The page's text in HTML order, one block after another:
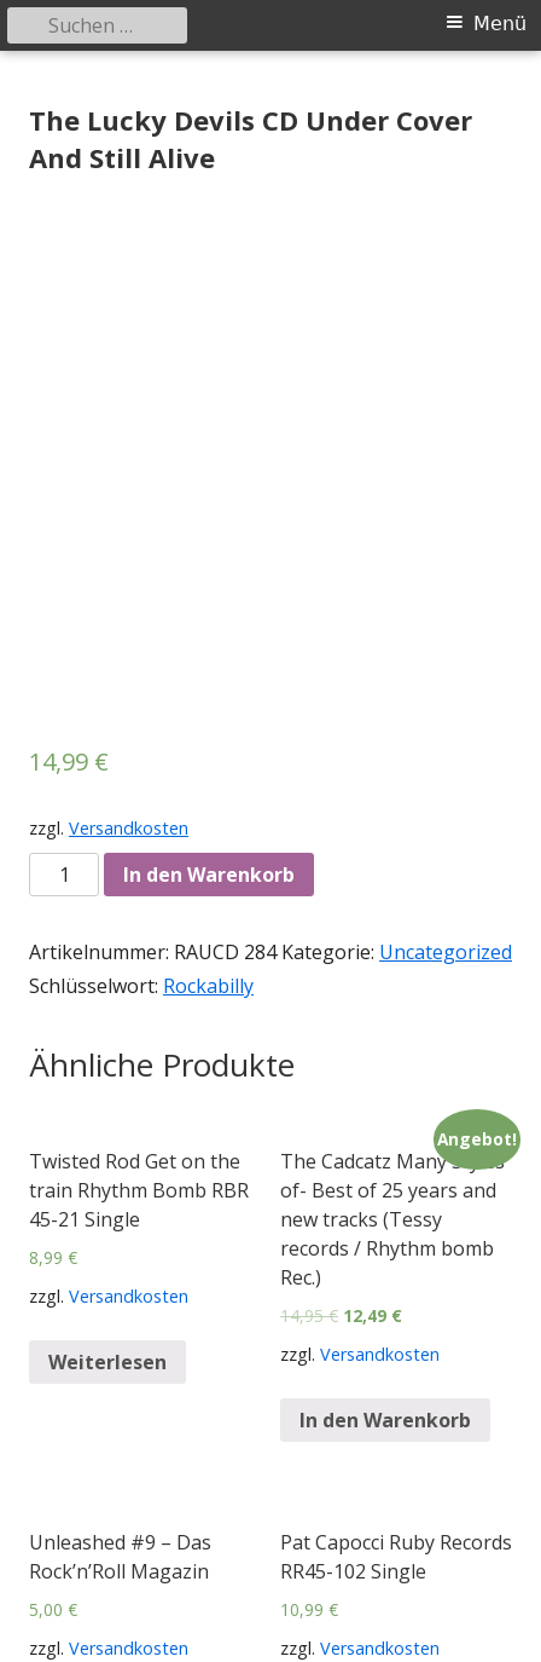
zum
Primäres
Menü
Suchen
nach:
The Lucky Devils CD Under Cover
And Still Alive
14,99 €
zzgl. Versandkosten
Anzahl In den Warenkorb
Artikelnummer: RAUCD 284 Kategorie: Uncategorized
Schlüsselwort: Rockabilly
Ähnliche Produkte
Twisted Rod Get on the
train Rhythm Bomb RBR
45-21 Single
8,99 €
zzgl. Versandkosten
Weiterlesen
Angebot!
The Cadcatz Many Styles
of- Best of 25 years and
new tracks (Tessy
records / Rhythm bomb
Rec.)
14,95€ 12,49 €
zzgl. Versandkosten
In den Warenkorb
Unleashed #9 – Das
Rock’n’Roll Magazin
5,00 €
zzgl. Versandkosten
Pat Capocci Ruby Records
RR45-102 Single
10,99 €
zzgl. Versandkosten